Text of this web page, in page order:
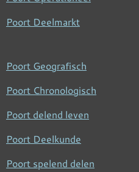
Poort Deelmarkt
Poort Geografisch
Poort Chronologisch
Poort delend leven
Poort Deelkunde
Poort spelend delen